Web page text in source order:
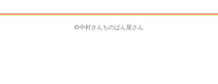
©中村さんちのぱん屋さん